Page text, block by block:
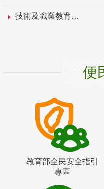
技術及職業教育
便
教育部全民安全指引
專區